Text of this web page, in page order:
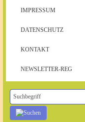
IMPRESSUM
DATENSCHUTZ
KONTAKT
NEWSLETTER-REG